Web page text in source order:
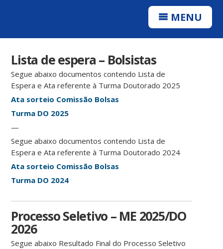
MENU
Lista de espera – Bolsistas
Segue abaixo documentos contendo Lista de
Espera e Ata referente à Turma Doutorado 2025
Ata sorteio Comissão Bolsas
Turma DO 2025
—
Segue abaixo documentos contendo Lista de
Espera e Ata referente à Turma Doutorado 2024
Ata sorteio Comissão Bolsas
Turma DO 2024
Processo Seletivo – ME 2025/DO
2026
Segue abaixo Resultado Final do Processo Seletivo